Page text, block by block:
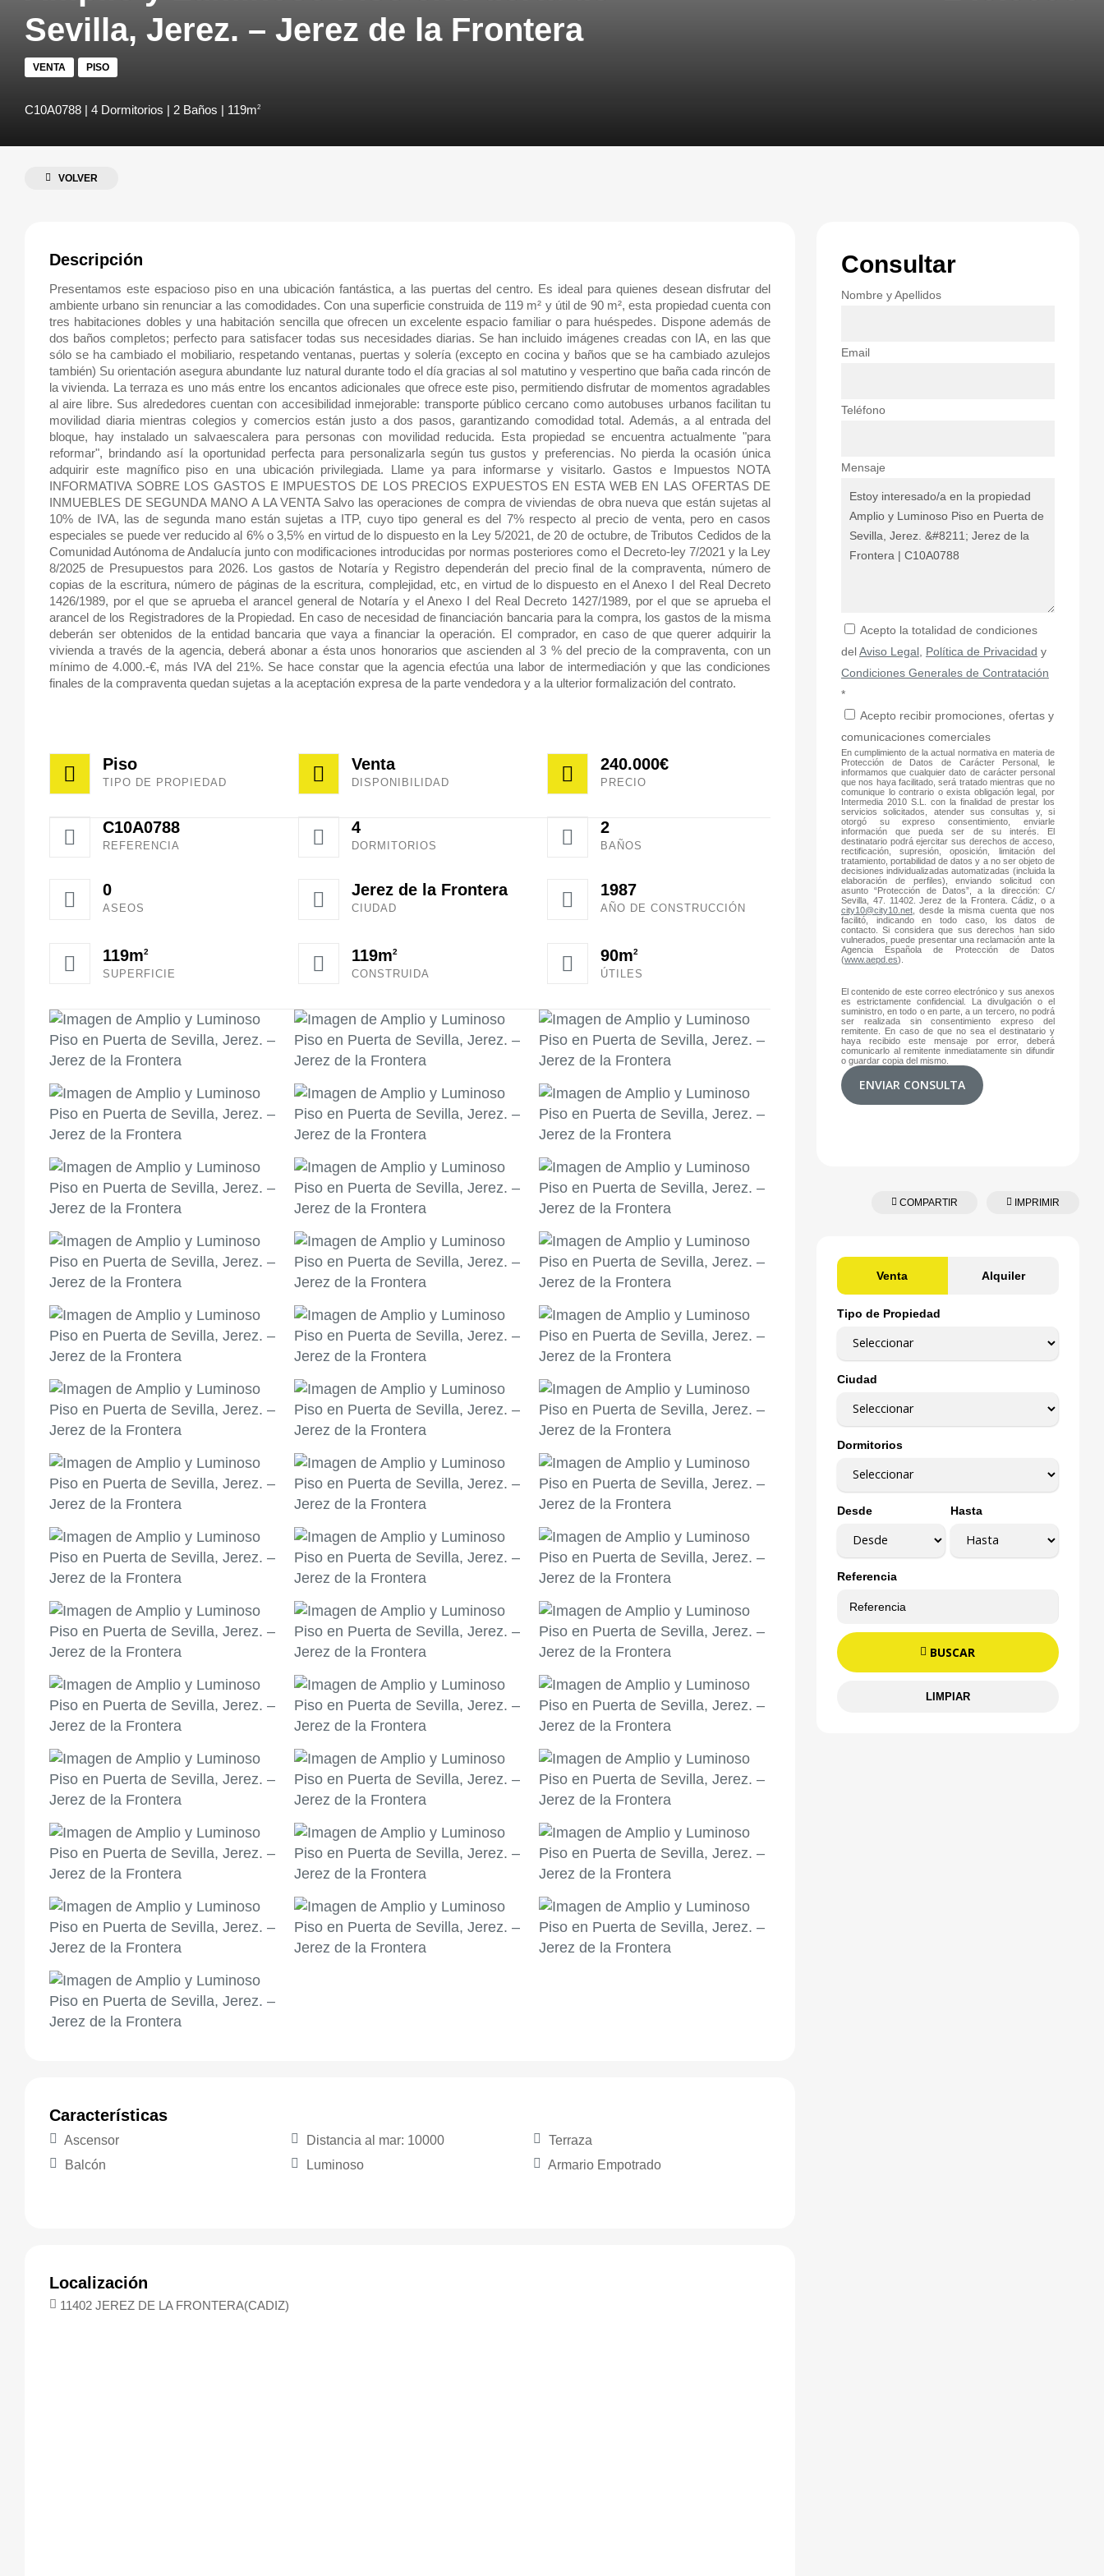
Sevilla, Jerez. – Jerez de la Frontera
VENTA PISO
C10A0788 | 4 Dormitorios | 2 Baños | 119m2
VOLVER
Descripción
Presentamos este espacioso piso en una ubicación fantástica, a las puertas del centro. Es ideal para quienes desean disfrutar del
ambiente urbano sin renunciar a las comodidades. Con una superficie construida de 119 m² y útil de 90 m², esta propiedad cuenta con
tres habitaciones dobles y una habitación sencilla que ofrecen un excelente espacio familiar o para huéspedes. Dispone además de
dos baños completos; perfecto para satisfacer todas sus necesidades diarias. Se han incluido imágenes creadas con IA, en las que
sólo se ha cambiado el mobiliario, respetando ventanas, puertas y solería (excepto en cocina y baños que se ha cambiado azulejos
también) Su orientación asegura abundante luz natural durante todo el día gracias al sol matutino y vespertino que baña cada rincón de
la vivienda. La terraza es uno más entre los encantos adicionales que ofrece este piso, permitiendo disfrutar de momentos agradables
al aire libre. Sus alrededores cuentan con accesibilidad inmejorable: transporte público cercano como autobuses urbanos facilitan tu
movilidad diaria mientras colegios y comercios están justo a dos pasos, garantizando comodidad total. Además, a al entrada del
bloque, hay instalado un salvaescalera para personas con movilidad reducida. Esta propiedad se encuentra actualmente "para
reformar", brindando así la oportunidad perfecta para personalizarla según tus gustos y preferencias. No pierda la ocasión única
adquirir este magnífico piso en una ubicación privilegiada. Llame ya para informarse y visitarlo. Gastos e Impuestos NOTA
INFORMATIVA SOBRE LOS GASTOS E IMPUESTOS DE LOS PRECIOS EXPUESTOS EN ESTA WEB EN LAS OFERTAS DE
INMUEBLES DE SEGUNDA MANO A LA VENTA Salvo las operaciones de compra de viviendas de obra nueva que están sujetas al
10% de IVA, las de segunda mano están sujetas a ITP, cuyo tipo general es del 7% respecto al precio de venta, pero en casos
especiales se puede ver reducido al 6% o 3,5% en virtud de lo dispuesto en la Ley 5/2021, de 20 de octubre, de Tributos Cedidos de la
Comunidad Autónoma de Andalucía junto con modificaciones introducidas por normas posteriores como el Decreto-ley 7/2021 y la Ley
8/2025 de Presupuestos para 2026. Los gastos de Notaría y Registro dependerán del precio final de la compraventa, número de
copias de la escritura, número de páginas de la escritura, complejidad, etc, en virtud de lo dispuesto en el Anexo I del Real Decreto
1426/1989, por el que se aprueba el arancel general de Notaría y el Anexo I del Real Decreto 1427/1989, por el que se aprueba el
arancel de los Registradores de la Propiedad. En caso de necesidad de financiación bancaria para la compra, los gastos de la misma
deberán ser obtenidos de la entidad bancaria que vaya a financiar la operación. El comprador, en caso de que querer adquirir la
vivienda a través de la agencia, deberá abonar a ésta unos honorarios que ascienden al 3 % del precio de la compraventa, con un
mínimo de 4.000.-€, más IVA del 21%. Se hace constar que la agencia efectúa una labor de intermediación y que las condiciones
finales de la compraventa quedan sujetas a la aceptación expresa de la parte vendedora y a la ulterior formalización del contrato.
Piso
TIPO DE PROPIEDAD
Venta
DISPONIBILIDAD
240.000€
PRECIO
C10A0788
REFERENCIA
4
DORMITORIOS
2
BAÑOS
0
ASEOS
Jerez de la Frontera
CIUDAD
1987
AÑO DE CONSTRUCCIÓN
119m2
SUPERFICIE
119m2
CONSTRUIDA
90m2
ÚTILES
Características
Ascensor Distancia al mar: 10000
Terraza
Balcón
Luminoso Armario Empotrado
Localización
11402 JEREZ DE LA FRONTERA(CADIZ)
Consultar
Nombre y Apellidos
Email
Teléfono
Mensaje
Acepto la totalidad de condiciones
delAviso Legal, Política de Privacidad y
Condiciones Generales de Contratación
*
Acepto recibir promociones, ofertas y
comunicaciones comerciales
En cumplimiento de la actual normativa en materia de
Protección de Datos de Carácter Personal, le
informamos que cualquier dato de carácter personal
que nos haya facilitado, será tratado mientras que no
comunique lo contrario o exista obligación legal, por
Intermedia 2010 S.L. con la finalidad de prestar los
servicios solicitados, atender sus consultas y, si
otorgó su expreso consentimiento, enviarle
información que pueda ser de su interés. El
destinatario podrá ejercitar sus derechos de acceso,
rectificación, supresión, oposición, limitación del
tratamiento, portabilidad de datos y a no ser objeto de
decisiones individualizadas automatizadas (incluida la
elaboración de perfiles), enviando solicitud con
asunto “Protección de Datos”, a la dirección: C/
Sevilla, 47. 11402. Jerez de la Frontera. Cádiz, o a
city10@city10.net, desde la misma cuenta que nos
facilitó, indicando en todo caso, los datos de
contacto. Si considera que sus derechos han sido
vulnerados, puede presentar una reclamación ante la
Agencia Española de Protección de Datos
(www.aepd.es).
El contenido de este correo electrónico y sus anexos
es estrictamente confidencial. La divulgación o el
suministro, en todo o en parte, a un tercero, no podrá
ser realizada sin consentimiento expreso del
remitente. En caso de que no sea el destinatario y
haya recibido este mensaje por error, deberá
comunicarlo al remitente inmediatamente sin difundir
o guardar copia del mismo.
ENVIAR CONSULTA
COMPARTIR IMPRIMIR
Venta Alquiler
Tipo de Propiedad
Ciudad
Dormitorios
Desde Hasta
Referencia
BUSCAR
LIMPIAR